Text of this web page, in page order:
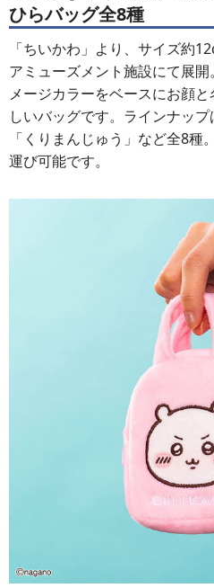
ひらバッグ全8種
「ちいかわ」より、サイズ約
アミューズメント施設にて展
メージカラーをベースにお顔
しいバッグです。ラインナップ
「くりまんじゅう」など全8種
運び可能です。